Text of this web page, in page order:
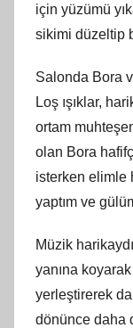
için yüzümü
sikimi düzeltip
Salonda Bora
Loş ışıklar,
ortam
olan Bora
isterken elimle
yaptım ve
Müzik
yanına
yerleştirerek
dönünce daha